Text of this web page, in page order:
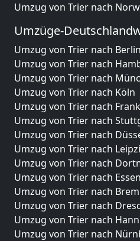
Umzug von Trier nach
Umzüge-
Umzug von Trier nach Berlin
Umzug von Trier nach
Umzug von Trier nach
Umzug von Trier nach Köln
Umzug von Trier nach
Umzug von Trier nach
Umzug von Trier nach
Umzug von Trier nach
Umzug von Trier nach
Umzug von Trier nach Essen
Umzug von Trier nach
Umzug von Trier nach
Umzug von Trier nach
Umzug von Trier nach